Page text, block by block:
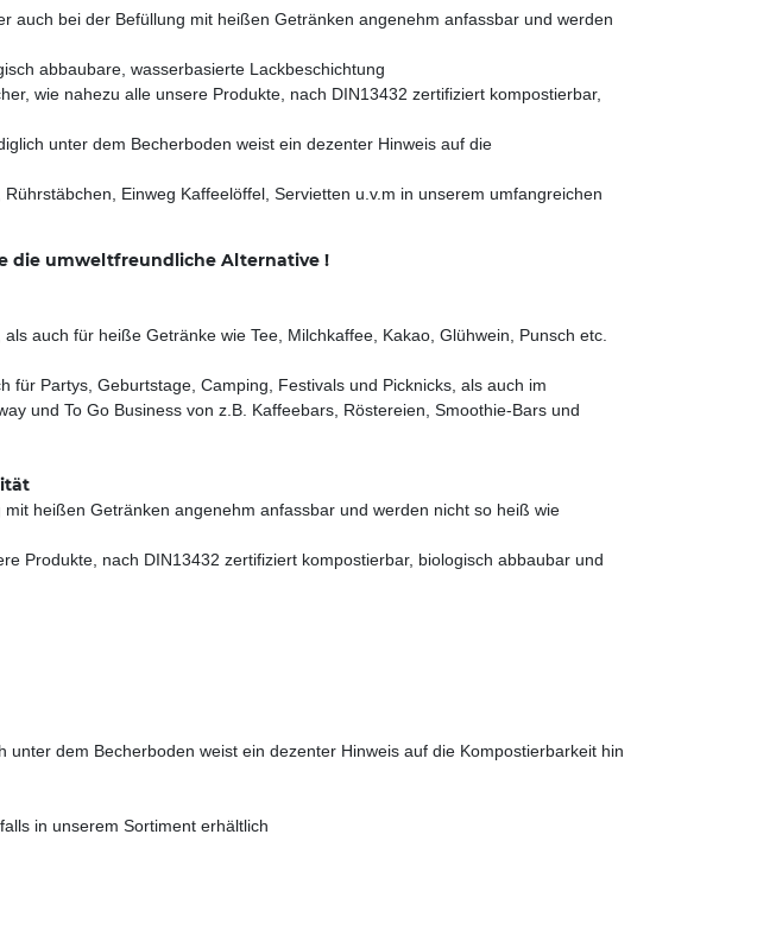
auch bei der Befüllung mit heißen Getränken angenehm anfassbar und werden
abbaubare, wasserbasierte Lackbeschichtung
wie nahezu alle unsere Produkte, nach DIN13432 zertifiziert kompostierbar,
unter dem Becherboden weist ein dezenter Hinweis auf die
Einweg Kaffeelöffel, Servietten u.v.m in unserem umfangreichen
die umweltfreundliche Alternative !
auch für heiße Getränke wie Tee, Milchkaffee, Kakao, Glühwein, Punsch etc.
Partys, Geburtstage, Camping, Festivals und Picknicks, als auch im
und To Go Business von z.B. Kaffeebars, Röstereien, Smoothie-Bars und
heißen Getränken angenehm anfassbar und werden nicht so heiß wie
Produkte, nach DIN13432 zertifiziert kompostierbar, biologisch abbaubar und
dem Becherboden weist ein dezenter Hinweis auf die Kompostierbarkeit hin
in unserem Sortiment erhältlich